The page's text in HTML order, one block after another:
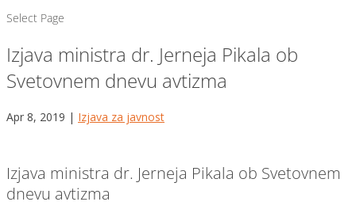
Select Page
Izjava ministra dr. Jerneja Pikala ob
Svetovnem dnevu avtizma
Apr 8, 2019 | Izjava za javnost
Izjava ministra dr. Jerneja Pikala ob Svetovnem
dnevu avtizma